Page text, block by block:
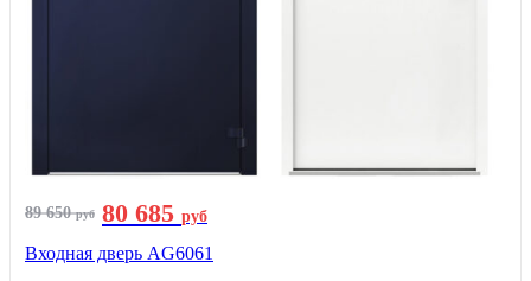
89 650руб 80 685 руб
Входная дверь AG6061